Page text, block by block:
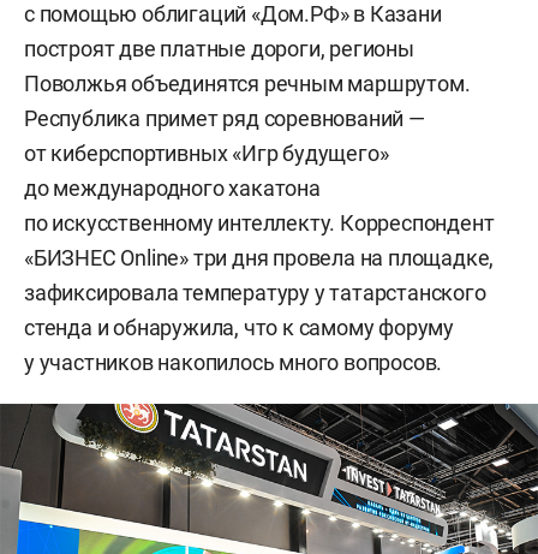
с помощью облигаций «Дом.РФ» в Казани
построят две платные дороги, регионы
Поволжья объединятся речным маршрутом.
Республика примет ряд соревнований —
от киберспортивных «Игр будущего»
до международного хакатона
по искусственному интеллекту. Корреспондент
«БИЗНЕС Online» три дня провела на площадке,
зафиксировала температуру у татарстанского
стенда и обнаружила, что к самому форуму
у участников накопилось много вопросов.